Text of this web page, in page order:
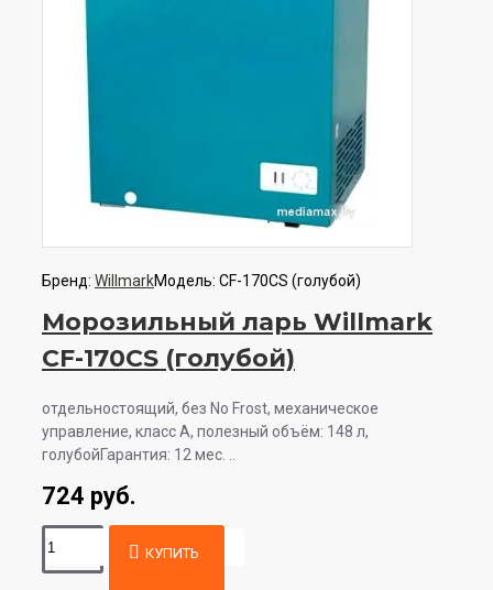
Бренд: WillmarkМодель: CF-170CS (голубой)
Морозильный ларь Willmark
CF-170CS (голубой)
отдельностоящий, без No Frost, механическое
управление, класс A, полезный объём: 148 л,
голубойГарантия: 12 мес. ..
724 руб.
КУПИТЬ